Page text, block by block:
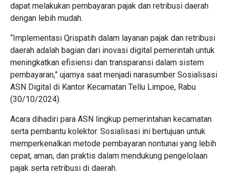
dapat melakukan pembayaran pajak dan retribusi daerah
dengan lebih mudah.
“Implementasi Qrispatih dalam layanan pajak dan retribusi
daerah adalah bagian dari inovasi digital pemerintah untuk
meningkatkan efisiensi dan transparansi dalam sistem
pembayaran,” ujarnya saat menjadi narasumber Sosialisasi
ASN Digital di Kantor Kecamatan Tellu Limpoe, Rabu
(30/10/2024).
Acara dihadiri para ASN lingkup pemerintahan kecamatan
serta pembantu kolektor. Sosialisasi ini bertujuan untuk
memperkenalkan metode pembayaran nontunai yang lebih
cepat, aman, dan praktis dalam mendukung pengelolaan
pajak serta retribusi di daerah.